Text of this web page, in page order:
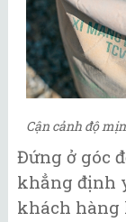
Cận cảnh độ
Đứng ở góc
khẳng định
khách hàng